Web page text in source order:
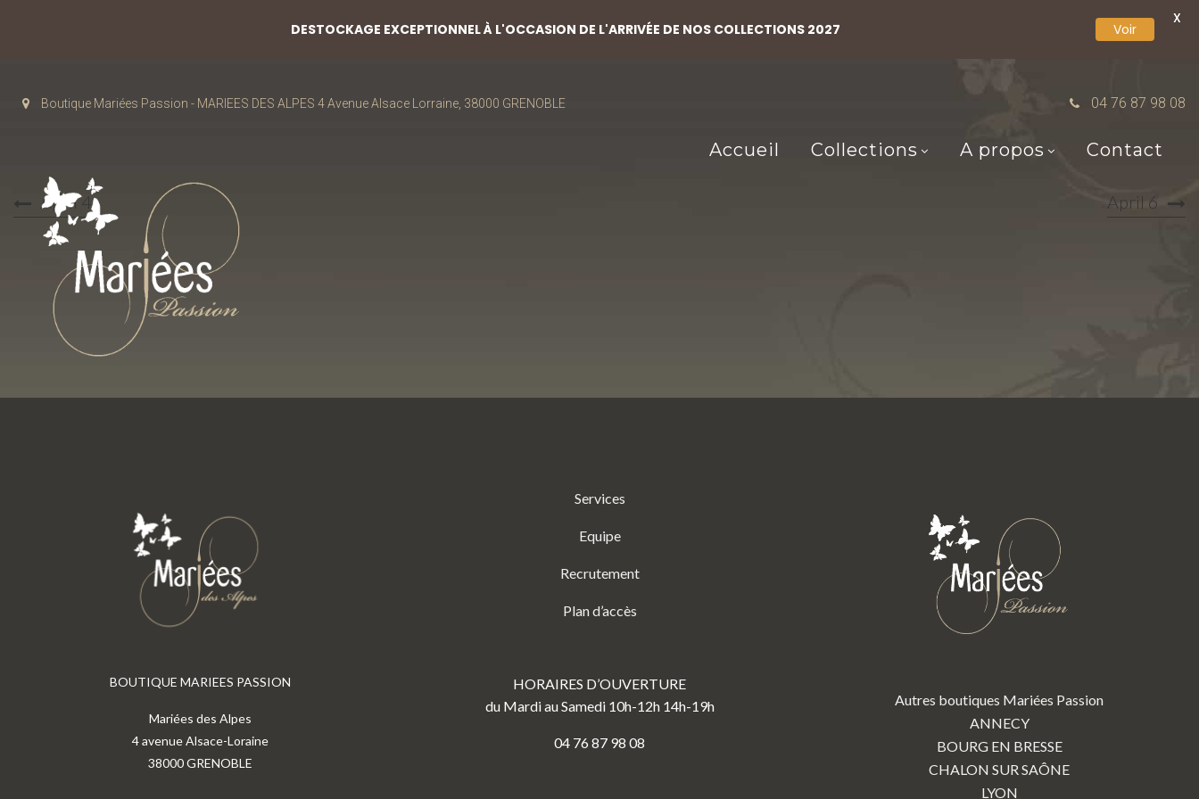
Boutique Mariées Passion - MARIEES DES ALPES 4 Avenue Alsace Lorraine, 38000 GRENOBLE 04 76 87 98 08
Accueil Collections A propos Contact
April 4 April 6
BOUTIQUE MARIEES PASSION
Mariées des Alpes
4 avenue Alsace-Loraine
38000 GRENOBLE
Services
Equipe
Recrutement
Plan d’accès
HORAIRES D’OUVERTURE
du Mardi au Samedi 10h-12h 14h-19h
04 76 87 98 08
Autres boutiques Mariées Passion
ANNECY
BOURG EN BRESSE
CHALON SUR SAÔNE
LYON
DESTOCKAGE EXCEPTIONNEL À L'OCCASION DE L'ARRIVÉE DE NOS COLLECTIONS 2027 Voir
X